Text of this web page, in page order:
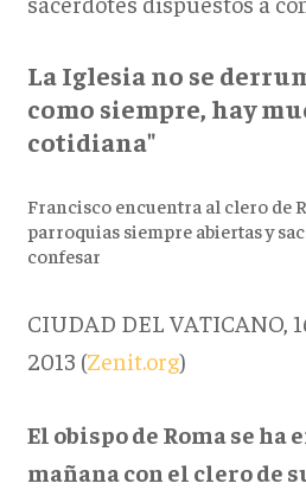
La Iglesia no se
como siempre, hay
cotidiana"
Francisco encuentra al clero de
parroquias siempre abiertas y
confesar
CIUDAD DEL VATICANO,
2013 (Zenit.org)
El obispo de Roma se ha
mañana con el clero de